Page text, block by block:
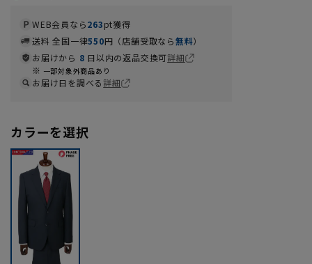
WEB会員なら263pt獲得
送料 全国一律550円（店舗受取なら無料）
お届けから 8 日以内の返品交換可詳細
一部対象外商品あり
お届け日を調べる詳細
カラーを選択